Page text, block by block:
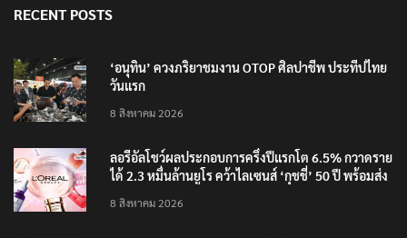
RECENT POSTS
‘อนุทิน’ ควงภริยาชมงาน OTOP ศิลปาชีพ ประทีปไทย
วันแรก
8 สิงหาคม 2026
ลอรีอัลโชว์ผลประกอบการครึ่งปีแรกโต 6.5% กวาดราย
ได้ 2.3 หมื่นล้านยูโร คว้าไลเซนส์ ‘กุชชี่’ 50 ปี พร้อมส่ง
8 สิงหาคม 2026